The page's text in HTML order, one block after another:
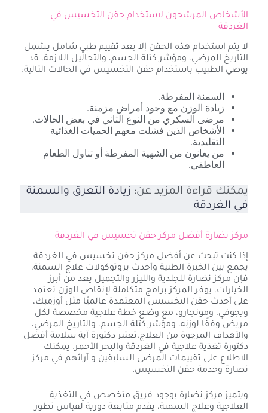
الأشخاص المرشحون لاستخدام حقن التخسيس في
الغردقة
لا يتم استخدام هذه الحقن إلا بعد تقييم طبي شامل يشمل
التاريخ المرضي، ومؤشر كتلة الجسم، والتحاليل اللازمة. قد
يوصي الطبيب باستخدام حقن التخسيس في الحالات التالية:
السمنة المفرطة.
زيادة الوزن مع وجود أمراض مزمنة.
مرضى السكري من النوع الثاني في بعض الحالات.
الأشخاص الذين فشلت معهم الحميات الغذائية
التقليدية.
من يعانون من الشهية المفرطة أو تناول الطعام
العاطفي.
يمكنك قراءة المزيد عن: زيادة التعرق والسمنة
في الغردقة
مركز نضارة أفضل مركز حقن تخسيس في الغردقة
إذا كنت تبحث عن أفضل مركز حقن تخسيس في الغردقة
يجمع بين الخبرة الطبية وأحدث بروتوكولات علاج السمنة،
فإن مركز نضارة للجلدية والليزر والتجميل يعد من أبرز
الخيارات. يوفر المركز برامج متكاملة لإنقاص الوزن تعتمد
على أحدث حقن التخسيس المعتمدة عالميًا مثل أوزمبك،
ويجوفي، ومونجارو، مع وضع خطة علاجية مخصصة لكل
مريض وفقًا لوزنه، ومؤشر كتلة الجسم، والتاريخ المرضي،
والأهداف المرجوة من العلاج.تعتبر دكتورة آية سلامة أفضل
دكتورة تغذية علاجية في الغردقة والبحر الأحمر. يمكنك
الاطلاع على تقييمات المرضى السابقين و آرائهم في مركز
نضارة وخدمة حقن التخسيس.
ويتميز مركز نضارة بوجود فريق متخصص في التغذية
العلاجية وعلاج السمنة، يقدم متابعة دورية لقياس تطور